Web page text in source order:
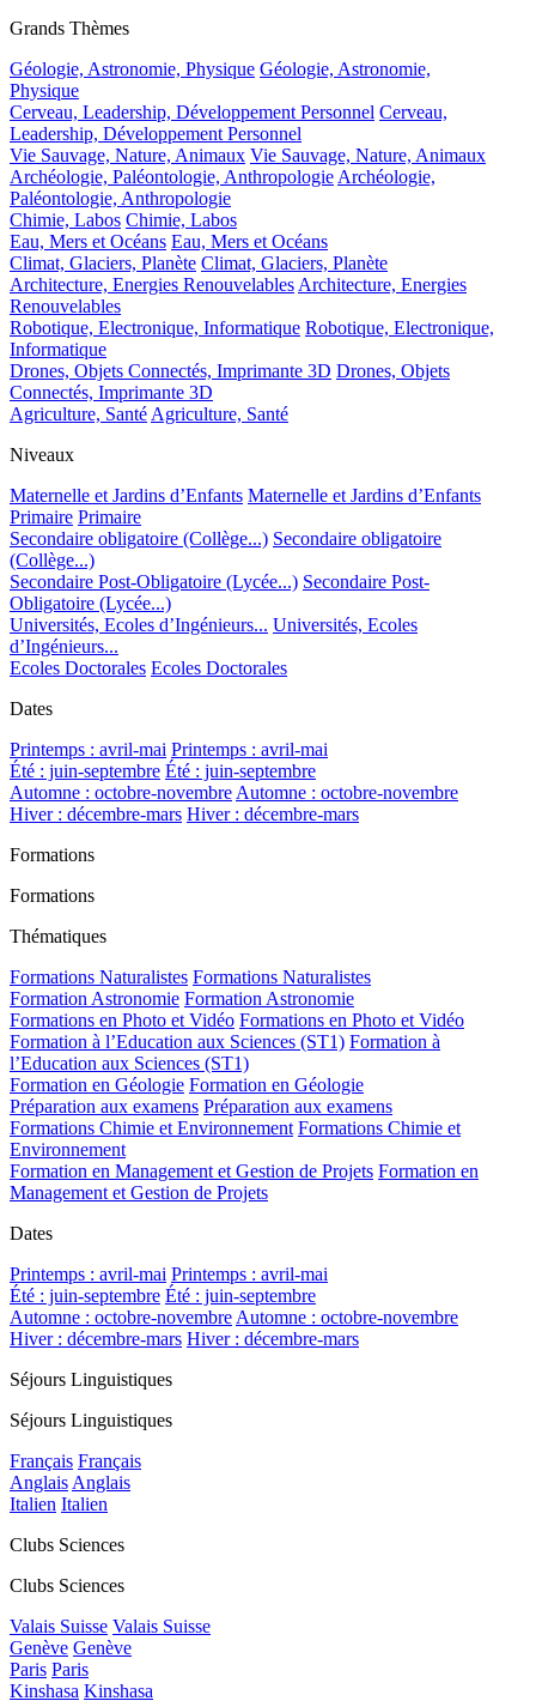
Grands Thèmes
Géologie, Astronomie, Physique Géologie, Astronomie,
Physique
Cerveau, Leadership, Développement Personnel Cerveau,
Leadership, Développement Personnel
Vie Sauvage, Nature, Animaux Vie Sauvage, Nature, Animaux
Archéologie, Paléontologie, AnthropologieArchéologie,
Paléontologie, Anthropologie
Chimie, Labos Chimie, Labos
Eau, Mers et Océans Eau, Mers et Océans
Climat, Glaciers, Planète Climat, Glaciers, Planète
Architecture, Energies RenouvelablesArchitecture, Energies
Renouvelables
Robotique, Electronique, Informatique Robotique, Electronique,
Informatique
Drones, Objets Connectés, Imprimante 3D Drones, Objets
Connectés, Imprimante 3D
Agriculture, SantéAgriculture, Santé
Niveaux
Maternelle et Jardins d’Enfants Maternelle et Jardins d’Enfants
Primaire Primaire
Secondaire obligatoire (Collège...) Secondaire obligatoire
(Collège...)
Secondaire Post-Obligatoire (Lycée...) Secondaire Post-
Obligatoire (Lycée...)
Universités, Ecoles d’Ingénieurs... Universités, Ecoles
d’Ingénieurs...
Ecoles Doctorales Ecoles Doctorales
Dates
Printemps : avril-mai Printemps : avril-mai
Été : juin-septembre Été : juin-septembre
Automne : octobre-novembreAutomne : octobre-novembre
Hiver : décembre-mars Hiver : décembre-mars
Formations
Formations
Thématiques
Formations Naturalistes Formations Naturalistes
Formation Astronomie Formation Astronomie
Formations en Photo et Vidéo Formations en Photo et Vidéo
Formation à l’Education aux Sciences (ST1) Formation à
l’Education aux Sciences (ST1)
Formation en Géologie Formation en Géologie
Préparation aux examens Préparation aux examens
Formations Chimie et Environnement Formations Chimie et
Environnement
Formation en Management et Gestion de Projets Formation en
Management et Gestion de Projets
Dates
Printemps : avril-mai Printemps : avril-mai
Été : juin-septembre Été : juin-septembre
Automne : octobre-novembreAutomne : octobre-novembre
Hiver : décembre-mars Hiver : décembre-mars
Séjours Linguistiques
Séjours Linguistiques
Français Français
AnglaisAnglais
Italien Italien
Clubs Sciences
Clubs Sciences
Valais Suisse Valais Suisse
Genève Genève
Paris Paris
Kinshasa Kinshasa